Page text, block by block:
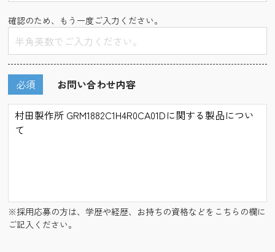
確認のため、もう一度ご入力ください。
お問い合わせ内容
必須
※採用応募の方は、学歴や経歴、お持ちの資格などをこちらの欄に
ご記入ください。